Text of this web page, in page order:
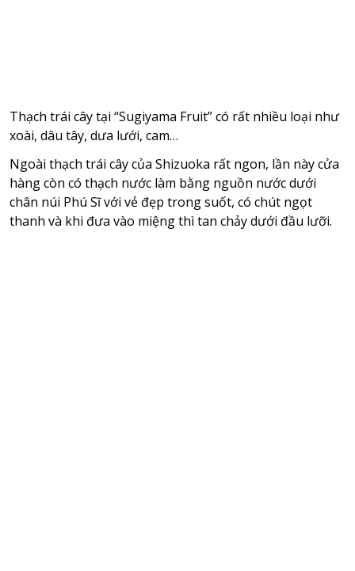
Thạch trái cây tại “Sugiyama Fruit” có rất nhiều loại như
xoài, dâu tây, dưa lưới, cam…
Ngoài thạch trái cây của Shizuoka rất ngon, lần này cửa
hàng còn có thạch nước làm bằng nguồn nước dưới
chân núi Phú Sĩ với vẻ đẹp trong suốt, có chút ngọt
thanh và khi đưa vào miệng thì tan chảy dưới đầu lưỡi.